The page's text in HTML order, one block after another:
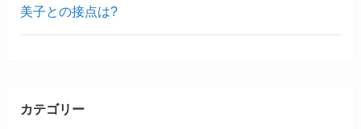
美子との接点は?
カテゴリー